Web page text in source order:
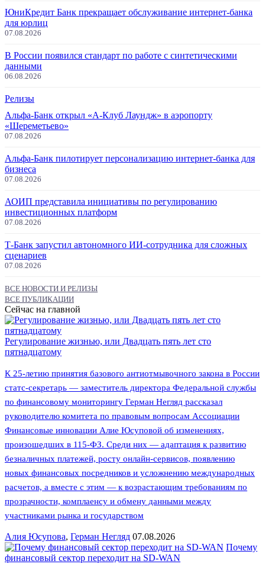
ЮниКредит Банк прекращает обслуживание интернет-банка
для юрлиц
07.08.2026
В России появился стандарт по работе с синтетическими
данными
06.08.2026
Релизы
Альфа-Банк открыл «А-Клуб Лаундж» в аэропорту
«Шереметьево»
07.08.2026
Альфа-Банк пилотирует персонализацию интернет-банка для
бизнеса
07.08.2026
АОИП представила инициативы по регулированию
инвестиционных платформ
07.08.2026
Т-Банк запустил автономного ИИ-сотрудника для сложных
сценариев
07.08.2026
ВСЕ НОВОСТИ И РЕЛИЗЫ
ВСЕ ПУБЛИКАЦИИ
Сейчас на главной
Регулирование жизнью, или Двадцать пять лет сто
пятнадцатому
К 25-летию принятия базового антиотмывочного закона в России
статс-секретарь — заместитель директора Федеральной службы
по финансовому мониторингу Герман Негляд рассказал
руководителю комитета по правовым вопросам Ассоциации
Финансовые инновации Алие Юсуповой об изменениях,
произошедших в 115-ФЗ. Среди них — адаптация к развитию
безналичных платежей, росту онлайн-сервисов, появлению
новых финансовых посредников и усложнению международных
расчетов, а вместе с этим — к возрастающим требованиям по
прозрачности, комплаенсу и обмену данными между
участниками рынка и государством
Алия Юсупова, Герман Негляд 07.08.2026
Почему
финансовый сектор переходит на SD-WAN